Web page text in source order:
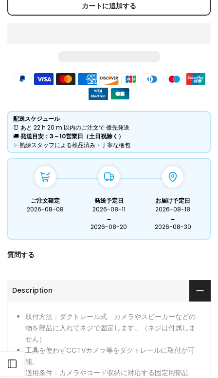
カートに追加する
配送スケジュール
⏰ あと 22 h 20 m 以内のご注文で 優先発送
​🚚発送目安：3～10営業日（土日祝除く）
​✨ 熟練スタッフによる検品済み・丁寧な梱包
ご注文確定
2026-08-08
発送予定日
2026-08-11
→
2026-08-20
お届け予定日
2026-08-18
→
2026-08-30
質問する
Description
取付方法：ダクトレール式 カメラやスピーカーなどの
物を部品に入れてネジで固定します。（ネジは付属しま
せん）
工具を使わずCCTVカメラ等をダクトレールに取付が可
能。
適用条件：カメラやコード収納に対応する固定用部品
サイドバーを開く